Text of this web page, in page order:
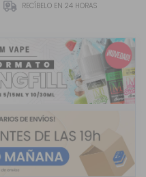
RECÍBELO EN 24 HORAS